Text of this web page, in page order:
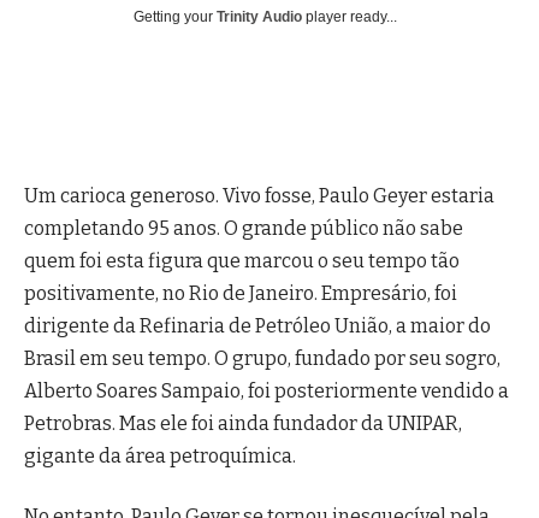
Getting your Trinity Audio player ready...
Um carioca generoso. Vivo fosse, Paulo Geyer estaria
completando 95 anos. O grande público não sabe
quem foi esta figura que marcou o seu tempo tão
positivamente, no Rio de Janeiro. Empresário, foi
dirigente da Refinaria de Petróleo União, a maior do
Brasil em seu tempo. O grupo, fundado por seu sogro,
Alberto Soares Sampaio, foi posteriormente vendido a
Petrobras. Mas ele foi ainda fundador da UNIPAR,
gigante da área petroquímica.